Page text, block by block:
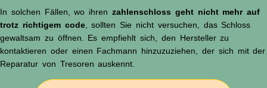
In solchen Fällen, wo ihren zahlenschloss geht nicht mehr auf
trotz richtigem code, sollten Sie nicht versuchen, das Schloss
gewaltsam zu öffnen. Es empfiehlt sich, den Hersteller zu
kontaktieren oder einen Fachmann hinzuzuziehen, der sich mit der
Reparatur von Tresoren auskennt.